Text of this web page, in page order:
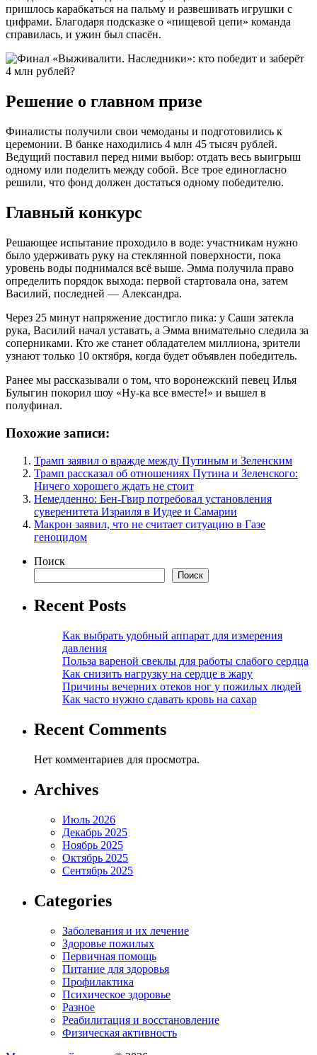
пришлось карабкаться на пальму и развешивать игрушки с
цифрами. Благодаря подсказке о «пищевой цепи» команда
справилась, и ужин был спасён.
Решение о главном призе
Финалисты получили свои чемоданы и подготовились к
церемонии. В банке находились 4 млн 45 тысяч рублей.
Ведущий поставил перед ними выбор: отдать весь выигрыш
одному или поделить между собой. Все трое единогласно
решили, что фонд должен достаться одному победителю.
Главный конкурс
Решающее испытание проходило в воде: участникам нужно
было удерживать руку на стеклянной поверхности, пока
уровень воды поднимался всё выше. Эмма получила право
определить порядок выхода: первой стартовала она, затем
Василий, последней — Александра.
Через 25 минут напряжение достигло пика: у Саши затекла
рука, Василий начал уставать, а Эмма внимательно следила за
соперниками. Кто же станет обладателем миллиона, зрители
узнают только 10 октября, когда будет объявлен победитель.
Ранее мы рассказывали о том, что воронежский певец Илья
Булыгин покорил шоу «Ну-ка все вместе!» и вышел в
полуфинал.
Похожие записи:
Трамп заявил о вражде между Путиным и Зеленским
Трамп рассказал об отношениях Путина и Зеленского:
Ничего хорошего ждать не стоит
Немедленно: Бен-Гвир потребовал установления
суверенитета Израиля в Иудее и Самарии
Макрон заявил, что не считает ситуацию в Газе
геноцидом
Поиск
Поиск
Recent Posts
Как выбрать удобный аппарат для измерения
давления
Польза вареной свеклы для работы слабого сердца
Как снизить нагрузку на сердце в жару
Причины вечерних отеков ног у пожилых людей
Как часто нужно сдавать кровь на сахар
Recent Comments
Нет комментариев для просмотра.
Archives
Июль 2026
Декабрь 2025
Ноябрь 2025
Октябрь 2025
Сентябрь 2025
Categories
Заболевания и их лечение
Здоровье пожилых
Первичная помощь
Питание для здоровья
Профилактика
Психическое здоровье
Разное
Реабилитация и восстановление
Физическая активность